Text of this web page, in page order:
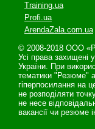
Training.ua
Profi.ua
ArendaZala.com.ua
© 2008-2018 ООО
Усі права захищені
України. При
тематики "Резюме"
гіперпосилання на
не розподіляти
не несе
вакансії чи резюме